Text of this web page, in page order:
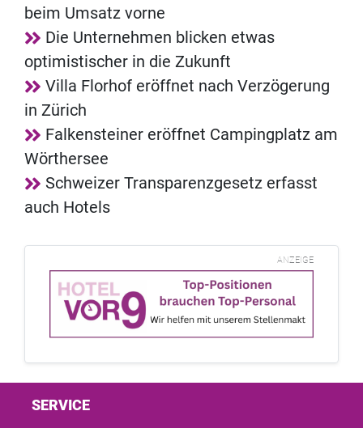
beim Umsatz vorne
Die Unternehmen blicken etwas
optimistischer in die Zukunft
Villa Florhof eröffnet nach Verzögerung
in Zürich
Falkensteiner eröffnet Campingplatz am
Wörthersee
Schweizer Transparenzgesetz erfasst
auch Hotels
ANZEIGE
SERVICE